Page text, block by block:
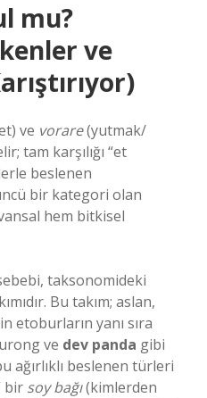
mu?
ve
ve vorare(yutmak/
tam karşılığı “et
beslenen
bir kategori olan
hem bitkisel
sebebi, taksonomideki
Bu takım; aslan,
etoburların yanı sıra
ve dev panda gibi
ağırlıklı beslenen türleri
bir soy bağı(kimlerden